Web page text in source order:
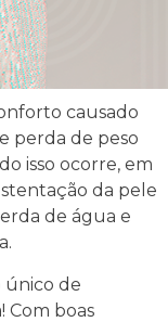
causado
perda de peso
isso ocorre, em
da pele
de água e
único de
Com boas